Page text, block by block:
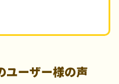
ユーザー様の声